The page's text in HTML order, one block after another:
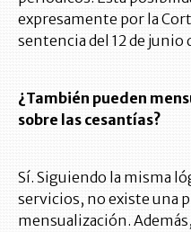
expresamente por la
sentencia del 12 de junio
¿También pueden
sobre las cesantías?
Sí. Siguiendo la misma
servicios, no existe una
mensualización.